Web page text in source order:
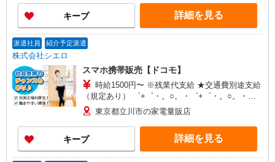
い・週払い可能（規程有）★ ゜・。○。・゜
+゜・。○。・゜+゜
キープ 詳細を見る
派遣社員 紹介予定派遣
株式会社シエロ
スマホ携帯販売【ドコモ】
時給1500円〜 ※残業代支給 ★交通費別途支給
（規定あり） ゜+゜・。○。・゜+゜・。○。・゜
+゜ 入社祝い金10万円支給(規定有) お友達を紹介
頂くと, インセンティブ支給(規定有) ★月2回払
い・週払い可能（規程有）★ ゜・。○。・゜
+゜・。○。・゜+゜
東京都立川市の家電量販店
キープ 詳細を見る